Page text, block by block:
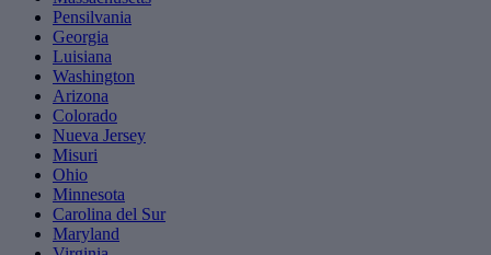
Pensilvania
Georgia
Luisiana
Washington
Arizona
Colorado
Nueva Jersey
Misuri
Ohio
Minnesota
Carolina del Sur
Maryland